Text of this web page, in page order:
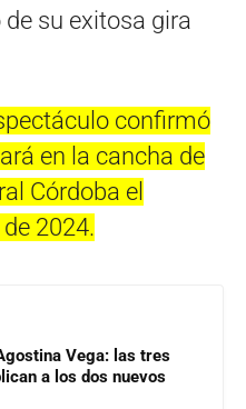
su exitosa gira
confirmó
en la cancha de
Córdoba el
de 2024.
Vega: las tres
a los dos nuevos